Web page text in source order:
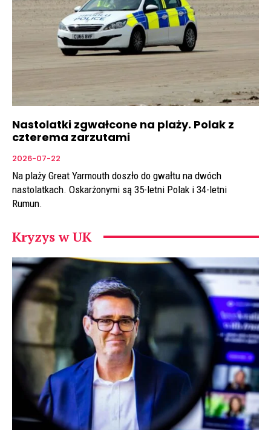
Nastolatki zgwałcone na plaży. Polak z
czterema zarzutami
2026-07-22
Na plaży Great Yarmouth doszło do gwałtu na dwóch
nastolatkach. Oskarżonymi są 35-letni Polak i 34-letni
Rumun.
Kryzys w UK